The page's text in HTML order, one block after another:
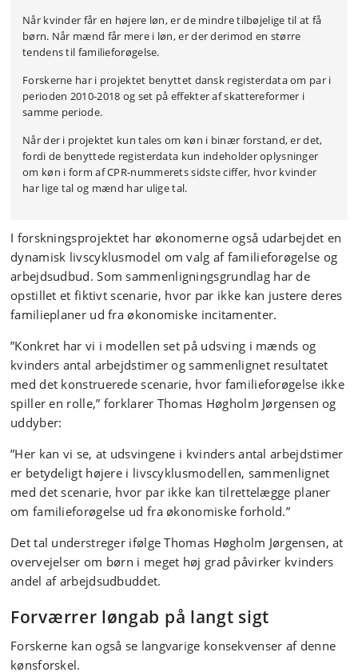
Når kvinder får en højere løn, er de mindre tilbøjelige til at få
børn. Når mænd får mere i løn, er der derimod en større
tendens til familieforøgelse.
Forskerne har i projektet benyttet dansk registerdata om par i
perioden 2010-2018 og set på effekter af skattereformer i
samme periode.
Når der i projektet kun tales om køn i binær forstand, er det,
fordi de benyttede registerdata kun indeholder oplysninger
om køn i form af CPR-nummerets sidste ciffer, hvor kvinder
har lige tal og mænd har ulige tal.
I forskningsprojektet har økonomerne også udarbejdet en
dynamisk livscyklusmodel om valg af familieforøgelse og
arbejdsudbud. Som sammenligningsgrundlag har de
opstillet et fiktivt scenarie, hvor par ikke kan justere deres
familieplaner ud fra økonomiske incitamenter.
”Konkret har vi i modellen set på udsving i mænds og
kvinders antal arbejdstimer og sammenlignet resultatet
med det konstruerede scenarie, hvor familieforøgelse ikke
spiller en rolle,” forklarer Thomas Høgholm Jørgensen og
uddyber:
”Her kan vi se, at udsvingene i kvinders antal arbejdstimer
er betydeligt højere i livscyklusmodellen, sammenlignet
med det scenarie, hvor par ikke kan tilrettelægge planer
om familieforøgelse ud fra økonomiske forhold.”
Det tal understreger ifølge Thomas Høgholm Jørgensen, at
overvejelser om børn i meget høj grad påvirker kvinders
andel af arbejdsudbuddet.
Forværrer løngab på langt sigt
Forskerne kan også se langvarige konsekvenser af denne
kønsforskel.